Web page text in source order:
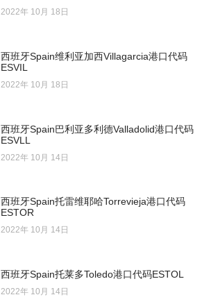
2022年 10月 18日
西班牙Spain维利亚加西Villagarcia港口代码
ESVIL
2022年 10月 18日
西班牙Spain巴利亚多利德Valladolid港口代码
ESVLL
2022年 10月 14日
西班牙Spain托雷维耶哈Torrevieja港口代码
ESTOR
2022年 10月 14日
西班牙Spain托莱多Toledo港口代码ESTOL
2022年 10月 14日